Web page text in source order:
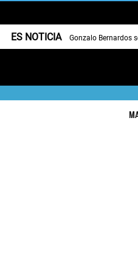
ES NOTICIA Gonzalo Bernardos